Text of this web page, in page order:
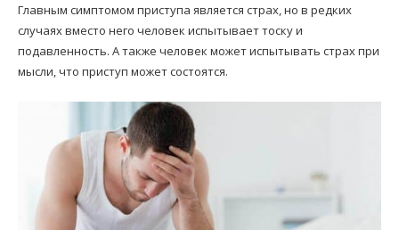
Главным симптомом приступа является страх, но в редких
случаях вместо него человек испытывает тоску и
подавленность. А также человек может испытывать страх при
мысли, что приступ может состоятся.